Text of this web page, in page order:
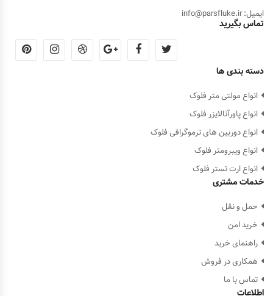
ایمیل: info@parsfluke.ir
تماس بگیرید
دسته بندی ها
انواع مولتی متر فلوک
انواع پاورآنالایزر فلوک
انواع دوربین های ترموگرافی فلوک
انواع ویبرومتر فلوک
انواع ارت تستر فلوک
خدمات مشتری
حمل و نقل
خرید امن
راهنمای خرید
همکاری در فروش
تماس با ما
اطلاعات